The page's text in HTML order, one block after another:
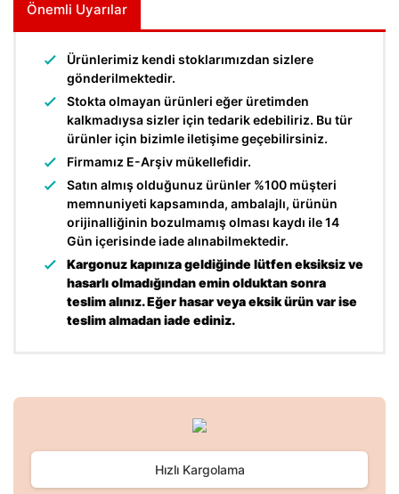
Önemli Uyarılar
Ürünlerimiz kendi stoklarımızdan sizlere
gönderilmektedir.
Stokta olmayan ürünleri eğer üretimden
kalkmadıysa sizler için tedarik edebiliriz. Bu tür
ürünler için bizimle iletişime geçebilirsiniz.
Firmamız E-Arşiv mükellefidir.
Satın almış olduğunuz ürünler %100 müşteri
memnuniyeti kapsamında, ambalajlı, ürünün
orijinalliğinin bozulmamış olması kaydı ile 14
Gün içerisinde iade alınabilmektedir.
Kargonuz kapınıza geldiğinde lütfen eksiksiz ve
hasarlı olmadığından emin olduktan sonra
teslim alınız. Eğer hasar veya eksik ürün var ise
teslim almadan iade ediniz.
Bu ürüne ilk yorumu siz yapın!
Yorum Yaz
kullanarak tarafımıza iletebilirsiniz.
Ürün resmi kalitesiz, bozuk veya görüntülenemiyor.
Hızlı Kargolama